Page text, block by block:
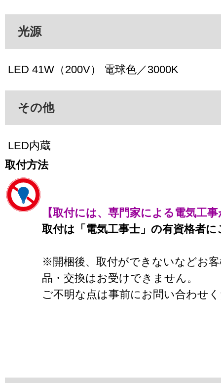
光源
LED 41W（200V） 電球色／3000K
その他
LED内蔵
取付方法
【取付には、専門家による電気工
取付は「電気工事士」の有資格者
※開梱後、取付ができないなどお
品・交換はお受けできません。
ご不明な点は事前にお問い合わせ